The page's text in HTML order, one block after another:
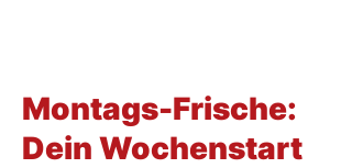
Montags-Frische:
Dein Wochenstart